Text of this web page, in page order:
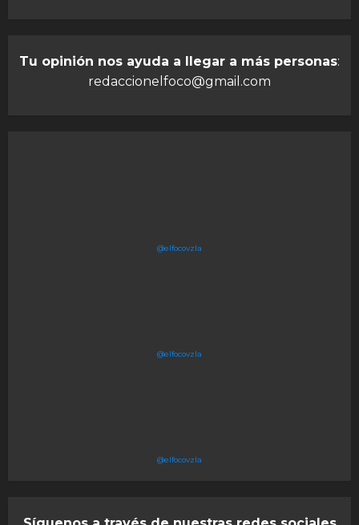
Tu opinión nos ayuda a llegar a más personas:
redaccionelfoco@gmail.com
@elfocovzla
@elfocovzla
@elfocovzla